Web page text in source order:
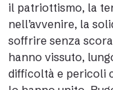
il patriottismo, la
nell’avvenire, la
soffrire senza
hanno vissuto,
difficoltà e pericoli